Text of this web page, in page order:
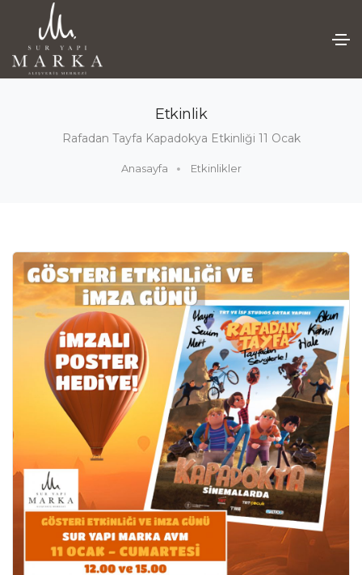
Etkinlik
Rafadan Tayfa Kapadokya Etkinliği 11 Ocak
Anasayfa Etkinlikler